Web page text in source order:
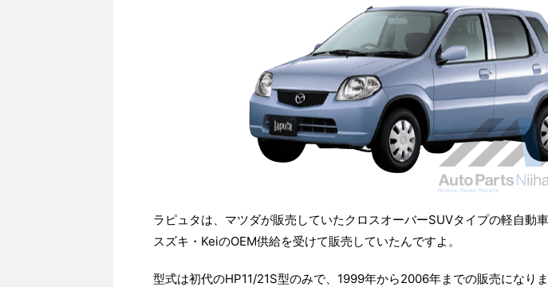
ラピュタは、マツダが販売していたクロスオーバーSUVタイプの軽自動車
スズキ・KeiのOEM供給を受けて販売していたんですよ。
型式は初代のHP11/21S型のみで、1999年から2006年までの販売になりま